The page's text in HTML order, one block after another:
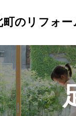
のリフォー